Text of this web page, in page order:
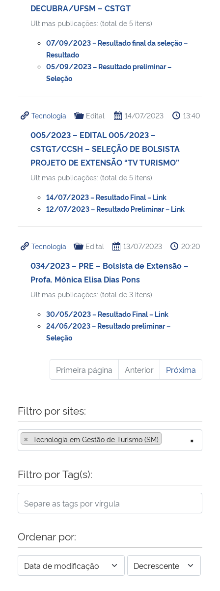
DECUBRA/UFSM – CSTGT
Ultimas publicações: (total de 5 itens)
07/09/2023 – Resultado final da seleção –
Resultado
05/09/2023 – Resultado preliminar –
Seleção
Tecnologia Edital 14/07/2023 13:40
005/2023 – EDITAL 005/2023 –
CSTGT/CCSH – SELEÇÃO DE BOLSISTA
PROJETO DE EXTENSÃO “TV TURISMO”
Ultimas publicações: (total de 5 itens)
14/07/2023 – Resultado Final – Link
12/07/2023 – Resultado Preliminar – Link
Tecnologia Edital 13/07/2023 20:20
034/2023 – PRE – Bolsista de Extensão –
Profa. Mônica Elisa Dias Pons
Ultimas publicações: (total de 3 itens)
30/05/2023 – Resultado Final – Link
24/05/2023 – Resultado preliminar –
Seleção
Primeira página Anterior Próxima
Filtro por sites:
×
× Tecnologia em Gestão de Turismo (SM)
Filtro por Tag(s):
Ordenar por: